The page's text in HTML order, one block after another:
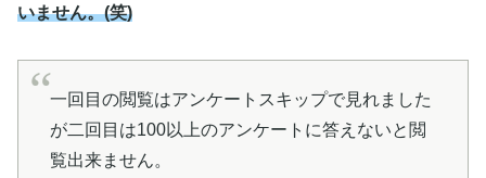
いません。(笑)
一回目の閲覧はアンケートスキップで見れました
が二回目は100以上のアンケートに答えないと閲
覧出来ません。